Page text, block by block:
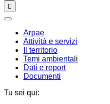
Toggle
navigation
chiudi
Arpae
Attività e servizi
Il territorio
Temi ambientali
Dati e report
Documenti
Tu sei qui: